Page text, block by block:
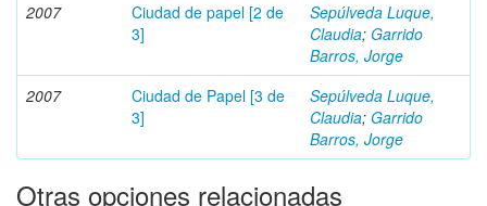
2007
Ciudad de papel [2 de
3]
Sepúlveda Luque,
Claudia; Garrido
Barros, Jorge
2007
Ciudad de Papel [3 de
3]
Sepúlveda Luque,
Claudia; Garrido
Barros, Jorge
Otras opciones relacionadas